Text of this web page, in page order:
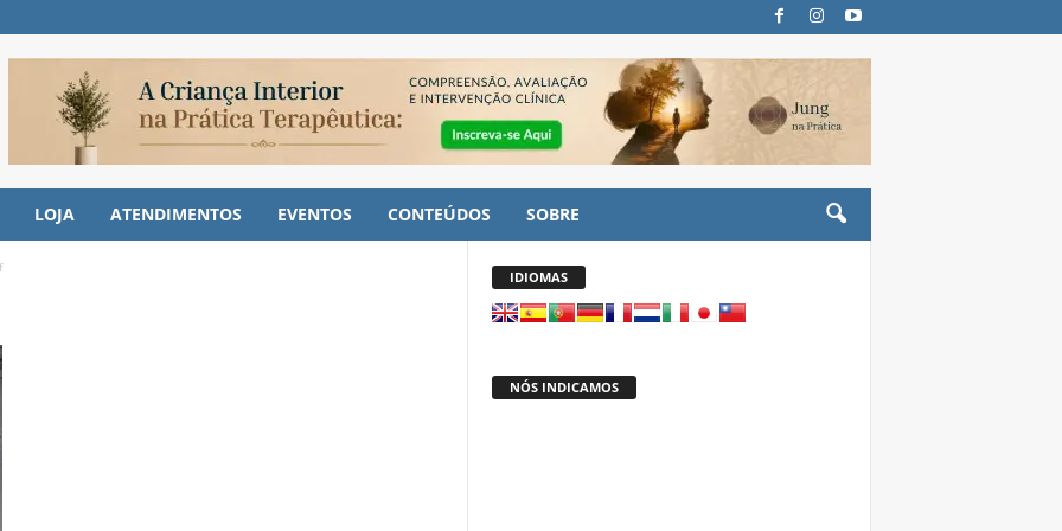
LOJA ATENDIMENTOS EVENTOS CONTEÚDOS SOBRE
f
IDIOMAS
NÓS INDICAMOS